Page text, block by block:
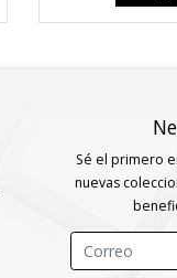
Sé el primero
nuevas